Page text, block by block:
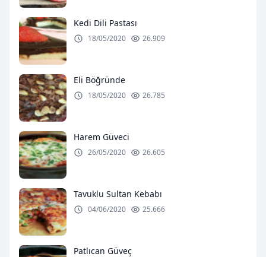
Kedi Dili Pastası
18/05/2020 26.909
Eli Böğründe
18/05/2020 26.785
Harem Güveci
26/05/2020 26.605
Tavuklu Sultan Kebabı
04/06/2020 25.666
Patlıcan Güveç